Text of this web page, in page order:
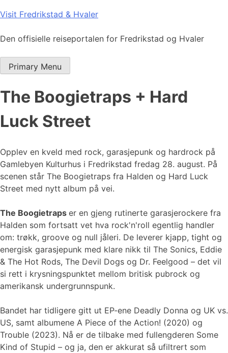
Skip
content
Visit Fredrikstad & Hvaler
Den offisielle reiseportalen for Fredrikstad og Hvaler
Primary Menu
The Boogietraps + Hard
Luck Street
Opplev en kveld med rock, garasjepunk og hardrock på
Gamlebyen Kulturhus i Fredrikstad fredag 28. august. På
scenen står The Boogietraps fra Halden og Hard Luck
Street med nytt album på vei.
The Boogietraps er en gjeng rutinerte garasjerockere fra
Halden som fortsatt vet hva rock'n'roll egentlig handler
om: trøkk, groove og null jåleri. De leverer kjapp, tight og
energisk garasjepunk med klare nikk til The Sonics, Eddie
& The Hot Rods, The Devil Dogs og Dr. Feelgood – det vil
si rett i krysningspunktet mellom britisk pubrock og
amerikansk undergrunnspunk.
Bandet har tidligere gitt ut EP-ene Deadly Donna og UK vs.
US, samt albumene A Piece of the Action! (2020) og
Trouble (2023). Nå er de tilbake med fullengderen Some
Kind of Stupid – og ja, den er akkurat så ufiltrert som